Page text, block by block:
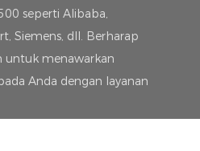
seperti Alibaba,
Siemens, dll. Berharap
untuk menawarkan
Anda dengan layanan